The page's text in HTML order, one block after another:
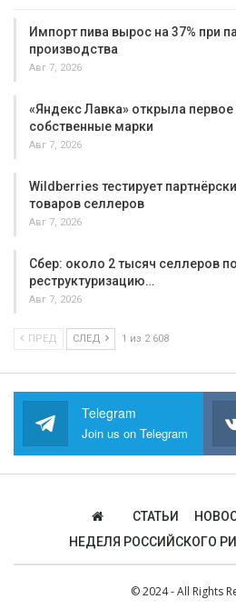
Импорт пива вырос на 37% при
производства
Авг 7, 2026
«Яндекс Лавка» открыла
собственные марки
Авг 7, 2026
Wildberries тестирует
товаров селлеров
Авг 7, 2026
Сбер: около 2 тысяч селлеров
реструктуризацию…
Авг 7, 2026
ПРЕД СЛЕД 1 из 2 608
Telegram
Join us on Telegram
СТАТЬИ
НЕДЕЛЯ РОССИЙСКОГО
© 2024 - All Rights